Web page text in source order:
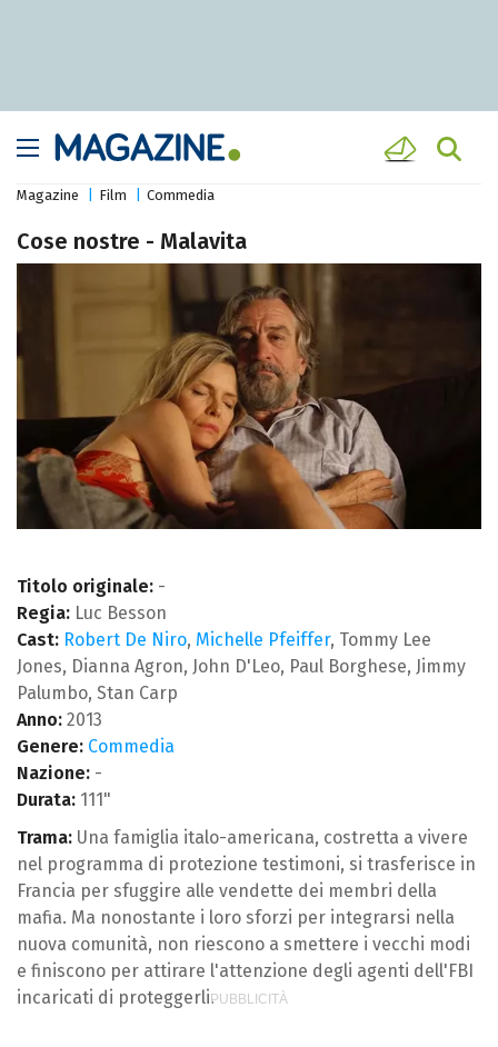
Magazine Film Commedia
Cose nostre - Malavita
Titolo originale: -
Regia: Luc Besson
Cast: Robert De Niro, Michelle Pfeiffer, Tommy Lee
Jones, Dianna Agron, John D'Leo, Paul Borghese, Jimmy
Palumbo, Stan Carp
Anno: 2013
Genere: Commedia
Nazione: -
Durata: 111"
Trama: Una famiglia italo-americana, costretta a vivere
nel programma di protezione testimoni, si trasferisce in
Francia per sfuggire alle vendette dei membri della
mafia. Ma nonostante i loro sforzi per integrarsi nella
nuova comunità, non riescono a smettere i vecchi modi
e finiscono per attirare l'attenzione degli agenti dell'FBI
incaricati di proteggerli.